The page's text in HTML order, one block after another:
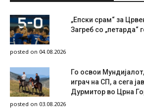
„Епски срам“ за
Загреб со „петарда“
posted on 04.08.2026
Го освои
играч на СП, а сега
Дурмитор во Црна
posted on 03.08.2026